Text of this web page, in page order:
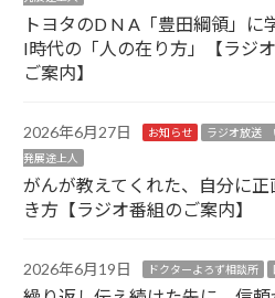
トヨタのD N A「豊田綱領」に
I時代の「人の在り方」【ラジ
ご案内】
2026年6月27日 お知らせ
ラジオ放送
発展途上人
がんが教えてくれた、自分に正
き方【ラジオ番組のご案内】
2026年6月19日 ドクターよろず相談所